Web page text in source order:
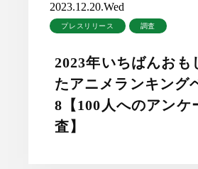
2023.12.20.Wed
プレスリリース 調査
2023年いちばんおも
たアニメランキング
8【100人へのアンケ
査】